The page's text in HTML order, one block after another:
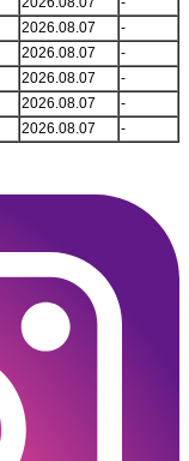
2026.08.07
-
2026.08.07
-
2026.08.07
-
2026.08.07
-
2026.08.07 -